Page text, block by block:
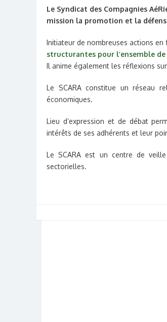
Le Syndicat des Compagnies
mission la promotion et la
Initiateur de nombreuses actions
structurantes pour l’ensemble
Il anime également les réflexions
Le SCARA constitue un réseau
économiques.
Lieu d’expression et de débat
intérêts de ses adhérents et leur
Le SCARA est un centre de
sectorielles.